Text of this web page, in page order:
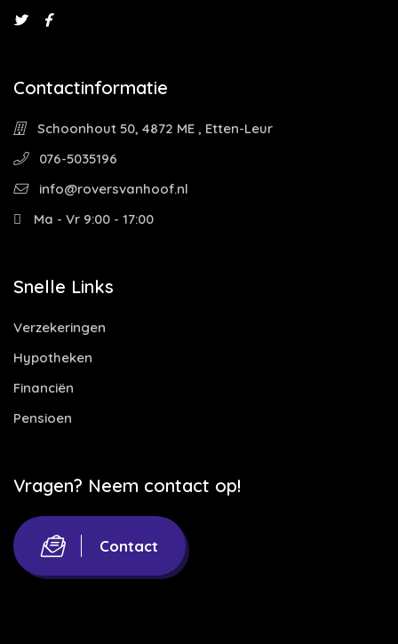
Contactinformatie
Schoonhout 50, 4872 ME , Etten-Leur
076-5035196
info@roversvanhoof.nl
Ma - Vr 9:00 - 17:00
Snelle Links
Verzekeringen
Hypotheken
Financiën
Pensioen
Vragen? Neem contact op!
Contact